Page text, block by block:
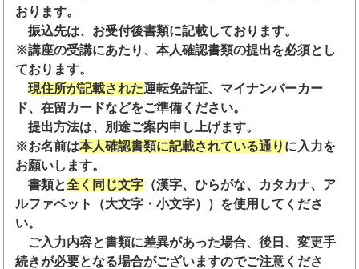
おります。
振込先は、お受付後書類に記載しております。
※講座の受講にあたり、本人確認書類の提出を必須とし
ております。
現住所が記載された運転免許証、マイナンバーカー
ド、在留カードなどをご準備ください。
提出方法は、別途ご案内申し上げます。
※お名前は本人確認書類に記載されている通り に入力を
お願いします。
書類と全く同じ文字 （漢字、ひらがな、カタカナ、ア
ルファベット（大文字・小文字））を使用してくださ
い。
ご入力内容と書類に差異があった場合、後日、変更手
続きが必要となる場合がございますのでご注意くださ